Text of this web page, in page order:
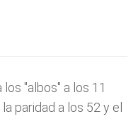
"albos" a los 11
paridad a los 52 y el